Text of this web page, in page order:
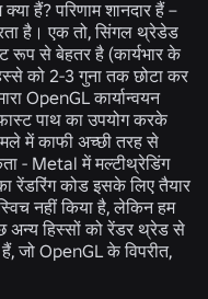
हैं? परिणाम शानदार हैं –
है। एक तो, सिंगल थ्रेडेड
रूप से बेहतर है (कार्यभार के
को 2-3 गुना तक छोटा कर
OpenGL कार्यान्वयन
पाथ का उपयोग करके
में काफी अच्छी तरह से
- Metal में मल्टीथ्रेडिंग
रेंडरिंग कोड इसके लिए तैयार
नहीं किया है, लेकिन हम
अन्य हिस्सों को रेंडर थ्रेड से
जो OpenGL के विपरीत,